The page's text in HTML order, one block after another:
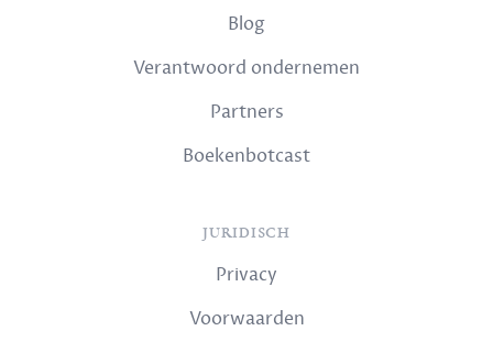
Blog
Verantwoord ondernemen
Partners
Boekenbotcast
JURIDISCH
Privacy
Voorwaarden